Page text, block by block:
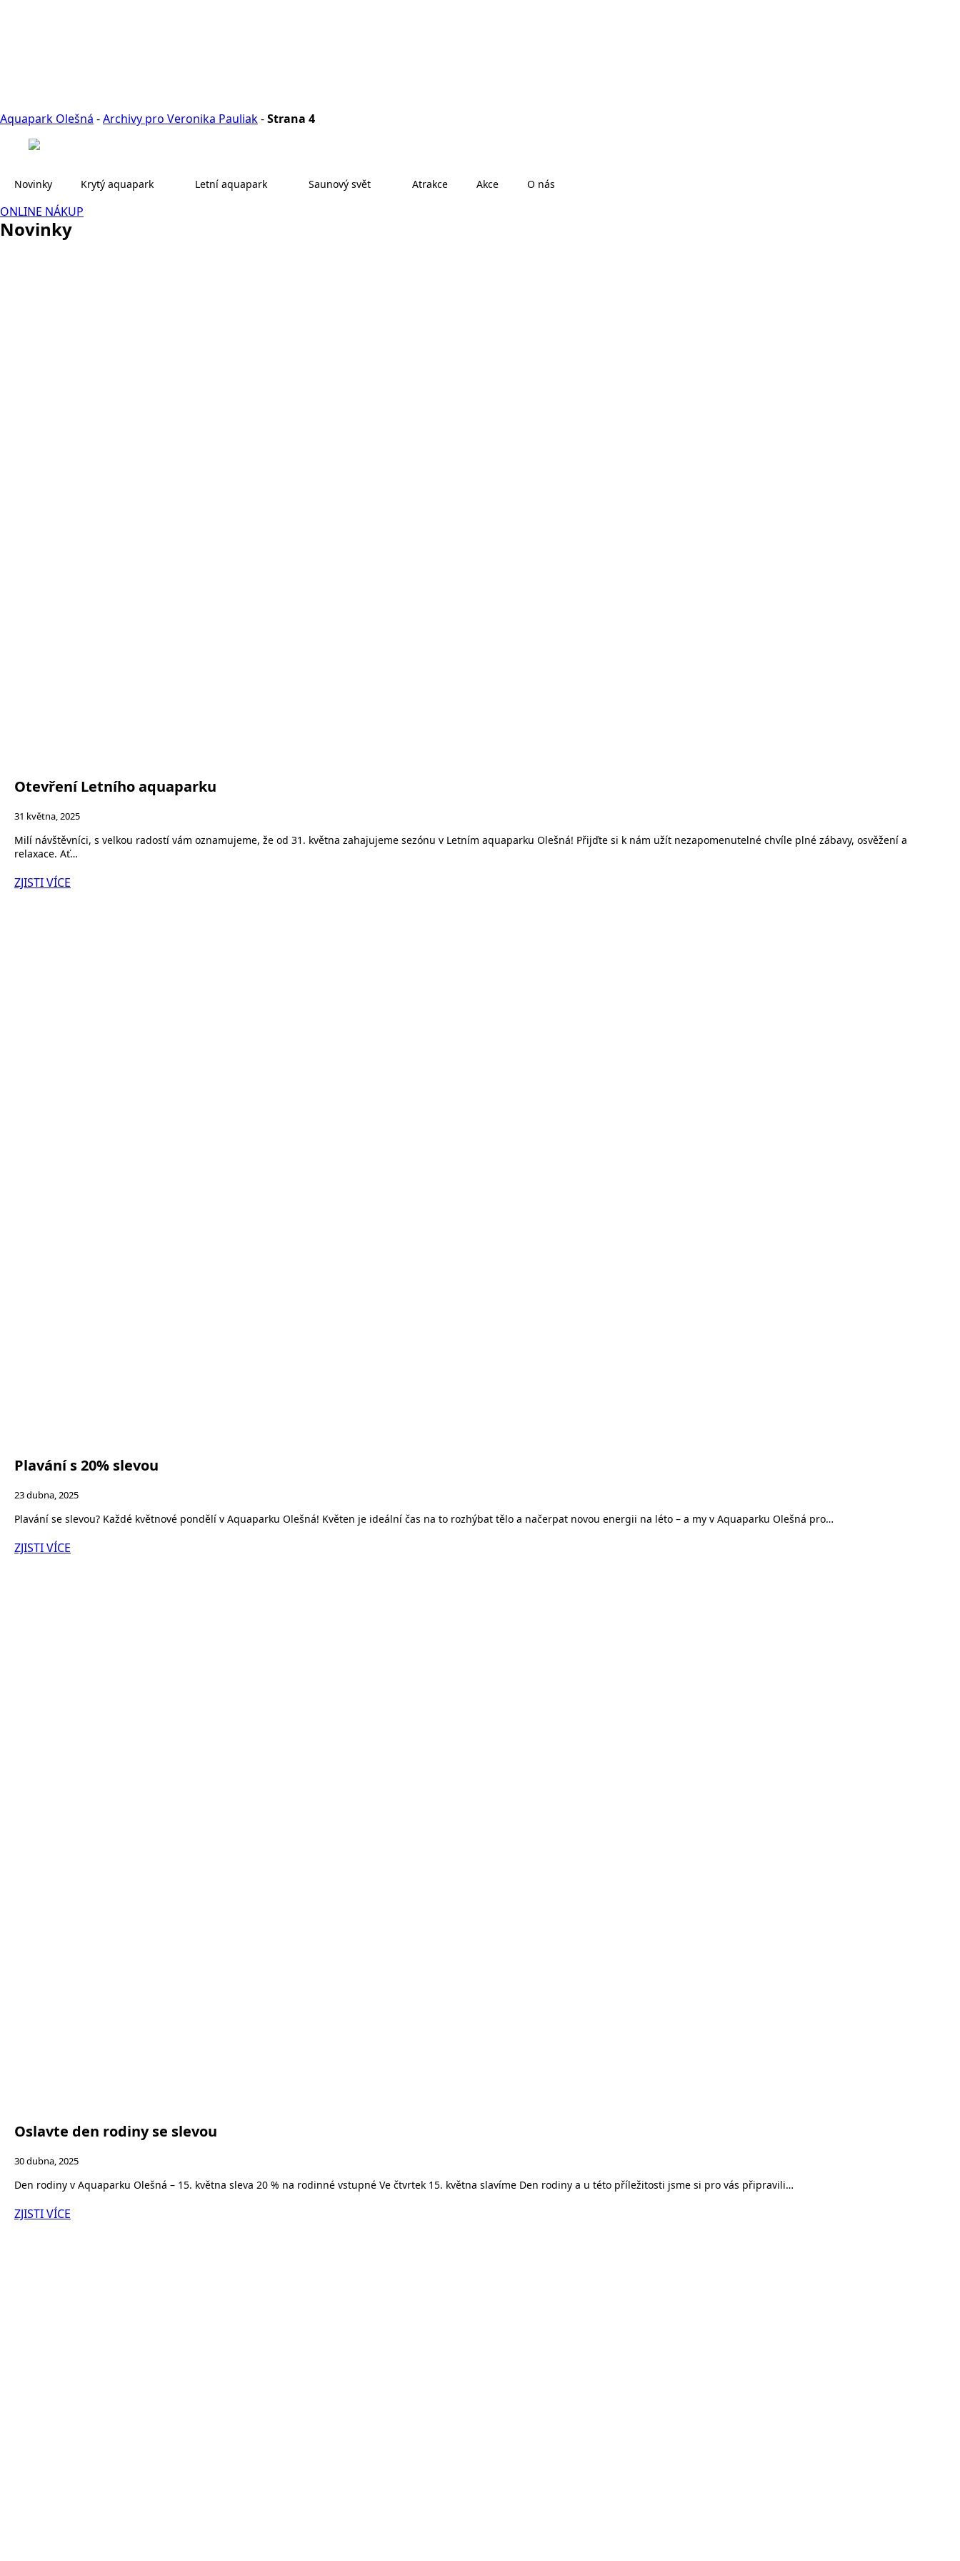
Aquapark Olešná -Archivy pro Veronika Pauliak-Strana 4
Novinky Krytý aquapark Letní aquapark Saunový svět Atrakce Akce O nás
ONLINE NÁKUP
Novinky
Otevření Letního aquaparku
31 května, 2025
Milí návštěvníci, s velkou radostí vám oznamujeme, že od 31. května zahajujeme sezónu v Letním aquaparku Olešná! Přijďte si k nám užít nezapomenutelné chvíle plné zábavy, osvěžení a
relaxace. Ať…
ZJISTI VÍCE
Plavání s 20% slevou
23 dubna, 2025
Plavání se slevou? Každé květnové pondělí v Aquaparku Olešná! Květen je ideální čas na to rozhýbat tělo a načerpat novou energii na léto – a my v Aquaparku Olešná pro…
ZJISTI VÍCE
Oslavte den rodiny se slevou
30 dubna, 2025
Den rodiny v Aquaparku Olešná – 15. května sleva 20 % na rodinné vstupné Ve čtvrtek 15. května slavíme Den rodiny a u této příležitosti jsme si pro vás připravili…
ZJISTI VÍCE